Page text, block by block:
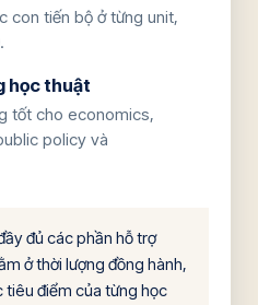
con tiến bộ ở từng unit,
học thuật
tốt cho economics,
policy và
đủ các phần hỗ trợ
ở thời lượng đồng hành,
tiêu điểm của từng học